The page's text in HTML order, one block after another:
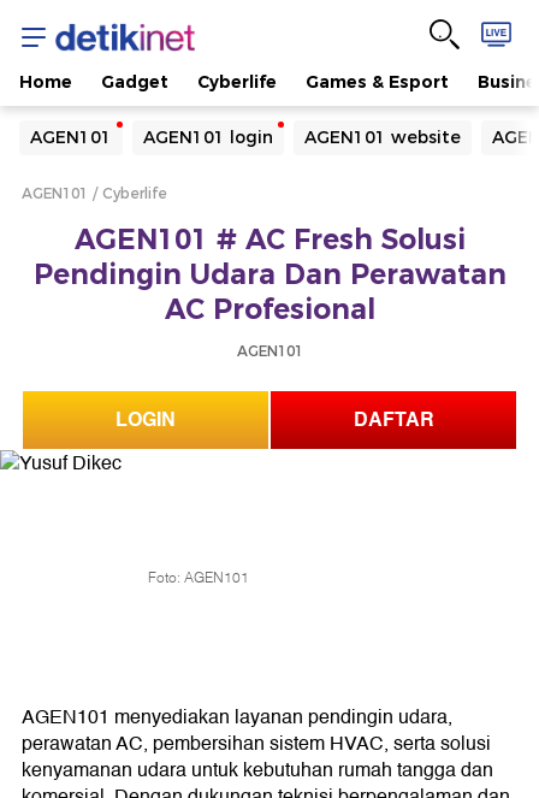
Home Gadget Cyberlife Games & Esport
AGEN101 AGEN101 login AGEN101 website
Yang sedang ramai dicari
Loading...
AGEN101 Cyberlife
AGEN101 # AC Fresh Solusi
Pendingin Udara Dan Perawatan
AC Profesional
AGEN101
LOGIN DAFTAR
Foto: AGEN101
AGEN101 menyediakan layanan pendingin udara,
perawatan AC, pembersihan sistem HVAC, serta solusi
kenyamanan udara untuk kebutuhan rumah tangga dan